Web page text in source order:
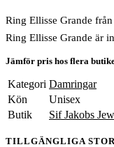
Ring Ellisse Grande
Ring Ellisse Grande är
Jämför pris hos flera
Kategori Damringar
Kön
Unisex
Butik
Sif Jakobs
TILLGÄNGLIGA